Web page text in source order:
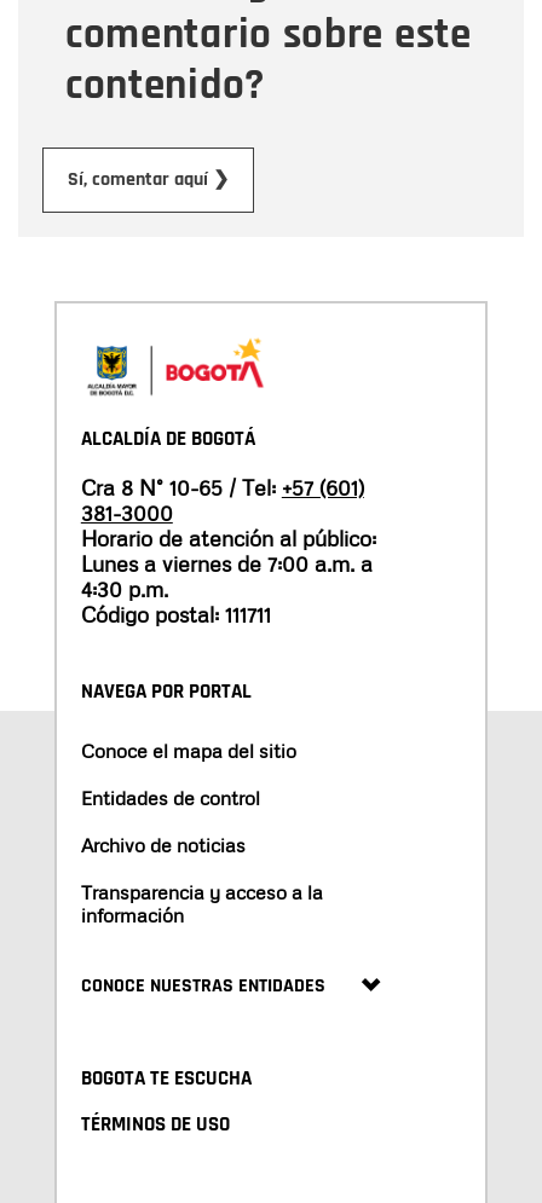
comentario sobre este
contenido?
Sí, comentar aquí ❯
ALCALDÍA DE BOGOTÁ
Cra 8 N° 10-65 / Tel: +57 (601)
381-3000
Horario de atención al público:
Lunes a viernes de 7:00 a.m. a
4:30 p.m.
Código postal: 111711
NAVEGA POR PORTAL
Conoce el mapa del sitio
Entidades de control
Archivo de noticias
Transparencia y acceso a la
información
CONOCE NUESTRAS ENTIDADES
BOGOTA TE ESCUCHA
TÉRMINOS DE USO